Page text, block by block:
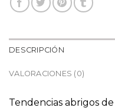
DESCRIPCIÓN
VALORACIONES (0)
Tendencias abrigos